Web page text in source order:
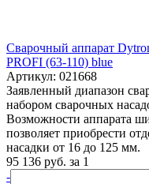
Сварочный аппарат
PROFI (63-110) blue
Артикул: 021668
Заявленный диапазон
набором сварочных
Возможности аппарата
позволяет приобрести
насадки от 16 до 125 мм.
95 136 руб. за 1
-